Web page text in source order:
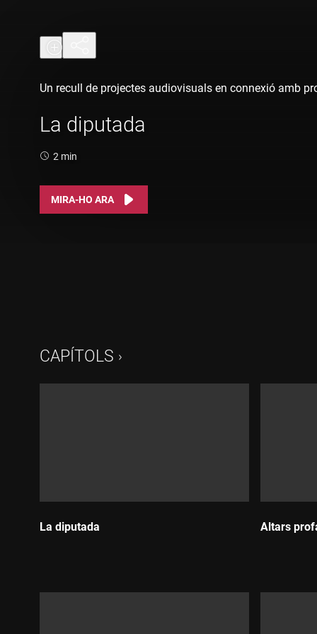
Un recull de projectes audiovisuals en connexió amb
La diputada
Durada:
2 min
MIRA-HO ARA
CAPÍTOLS
La diputada Altars